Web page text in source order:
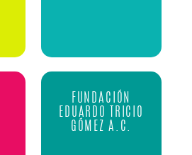
FUNDACIÓN
EDUARDO TRICIO
GÓMEZ A.C.